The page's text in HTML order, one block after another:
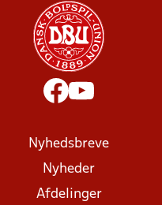
Nyhedsbreve
Nyheder
Afdelinger